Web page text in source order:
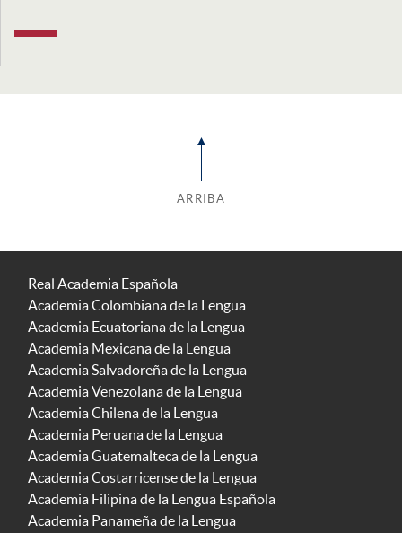
ARRIBA
Real Academia Española
Academia Colombiana de la Lengua
Academia Ecuatoriana de la Lengua
Academia Mexicana de la Lengua
Academia Salvadoreña de la Lengua
Academia Venezolana de la Lengua
Academia Chilena de la Lengua
Academia Peruana de la Lengua
Academia Guatemalteca de la Lengua
Academia Costarricense de la Lengua
Academia Filipina de la Lengua Española
Academia Panameña de la Lengua